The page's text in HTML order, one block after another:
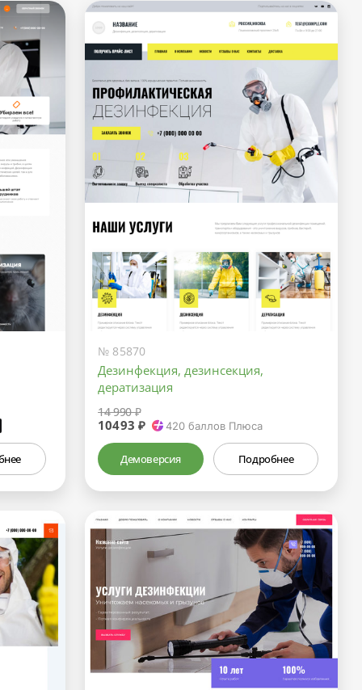
№ 85870
Дезинфекция, дезинсекция,
дератизация
14 990 ₽
10493 ₽ 420 баллов Плюса
Демоверсия Подробнее